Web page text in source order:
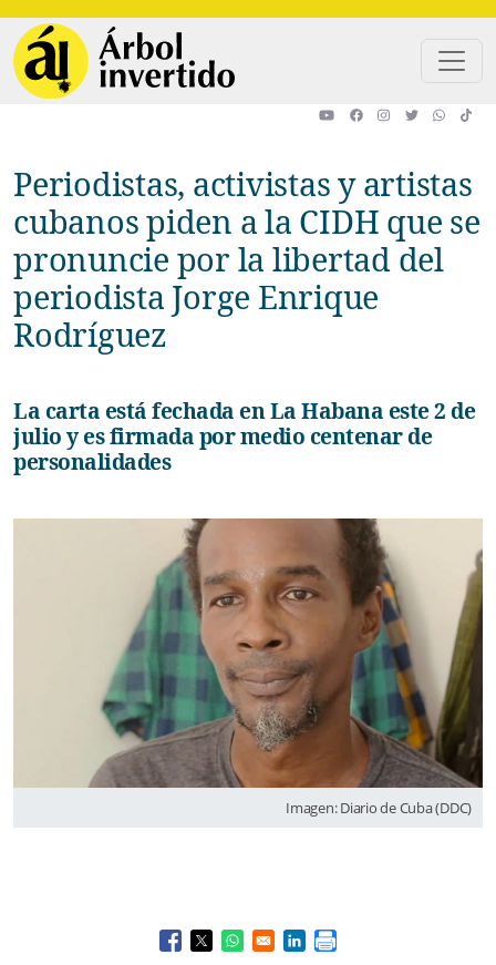
Periodistas, activistas y artistas
cubanos piden a la CIDH que se
pronuncie por la libertad del
periodista Jorge Enrique
Rodríguez
La carta está fechada en La Habana este 2 de
julio y es firmada por medio centenar de
personalidades
Imagen: Diario de Cuba (DDC)
Opens in a new window
Opens in a new window
Opens in a new window
Opens in a new window